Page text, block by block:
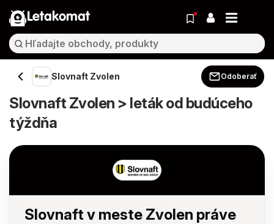
Letakomat
Slovnaft Zvolen Odoberať
Slovnaft Zvolen > leták od budúceho
týždňa
Slovnaft v meste Zvolen práve